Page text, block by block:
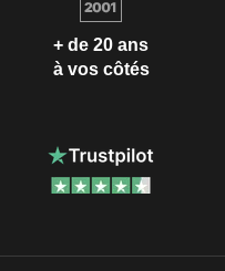
+ de 20 ans
à vos côtés